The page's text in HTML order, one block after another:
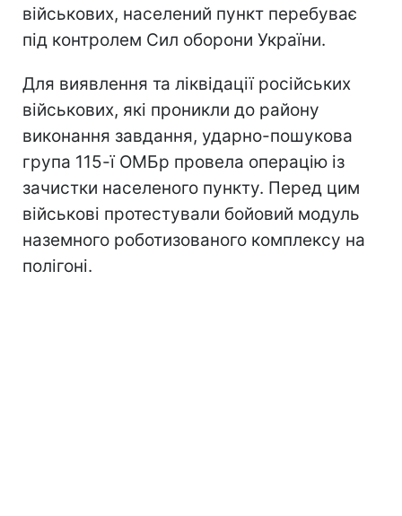
військових, населений пункт перебуває
під контролем Сил оборони України.
Для виявлення та ліквідації російських
військових, які проникли до району
виконання завдання, ударно-пошукова
група 115-ї ОМБр провела операцію із
зачистки населеного пункту. Перед цим
військові протестували бойовий модуль
наземного роботизованого комплексу на
полігоні.